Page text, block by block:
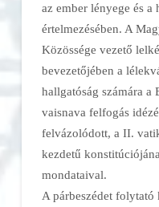
az ember lényege és a
értelmezésében. A
Közössége vezető
bevezetőjében a
hallgatóság számára a
vaisnava felfogás
felvázolódott, a II.
kezdetű
mondataival.
A párbeszédet folytató